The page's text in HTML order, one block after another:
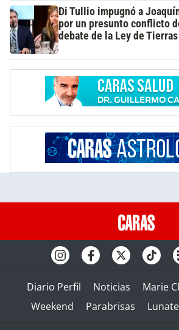
Di Tullio impugnó a
por un presunto conflicto
debate de la Ley de Tierras
Diario Perfil Noticias Marie
Weekend
Parabrisas